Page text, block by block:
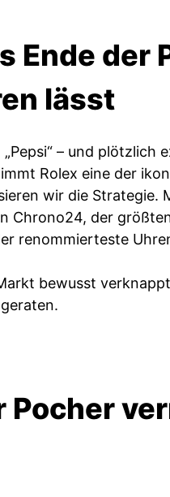
Ende der
lässt
– und plötzlich
Rolex eine der
wir die Strategie.
Chrono24, der
renommierteste
bewusst
Pocher